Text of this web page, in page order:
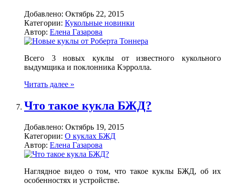
Добавлено: Октябрь 22, 2015
Категории: Кукольные новинки
Автор: Елена Газарова
Всего 3 новых куклы от известного кукольного
выдумщика и поклонника Кэрролла.
Читать далее »
Что такое кукла БЖД?
Добавлено: Октябрь 19, 2015
Категории: О куклах БЖД
Автор: Елена Газарова
Наглядное видео о том, что такое куклы БЖД, об их
особенностях и устройстве.